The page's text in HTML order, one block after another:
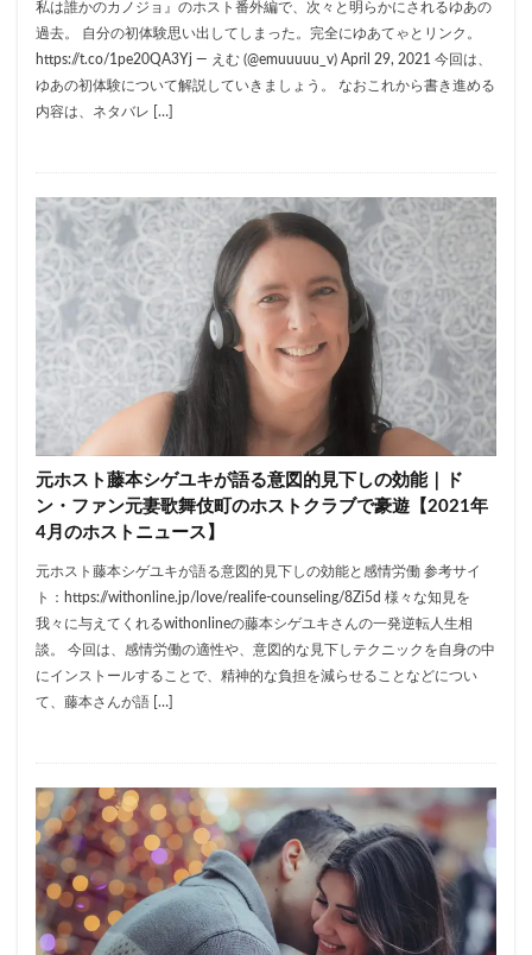
私は誰かのカノジョ』のホスト番外編で、次々と明らかにされるゆあの
過去。 自分の初体験思い出してしまった。完全にゆあてゃとリンク。
https://t.co/1pe20QA3Yj — えむ (@emuuuuu_v) April 29, 2021 今回は、
ゆあの初体験について解説していきましょう。 なおこれから書き進める
内容は、ネタバレ […]
元ホスト藤本シゲユキが語る意図的見下しの効能｜ド
ン・ファン元妻歌舞伎町のホストクラブで豪遊【2021年
4月のホストニュース】
元ホスト藤本シゲユキが語る意図的見下しの効能と感情労働 参考サイ
ト：https://withonline.jp/love/realife-counseling/8Zi5d 様々な知見を
我々に与えてくれるwithonlineの藤本シゲユキさんの一発逆転人生相
談。 今回は、感情労働の適性や、意図的な見下しテクニックを自身の中
にインストールすることで、精神的な負担を減らせることなどについ
て、藤本さんが語 […]